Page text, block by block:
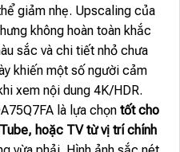
giảm nhẹ. Upscaling của
không hoàn toàn khắc
sắc và chi tiết nhỏ chưa
khiến một số người cảm
xem nội dung 4K/HDR.
là lựa chọn tốt cho
hoặc TV từ vị trí chính